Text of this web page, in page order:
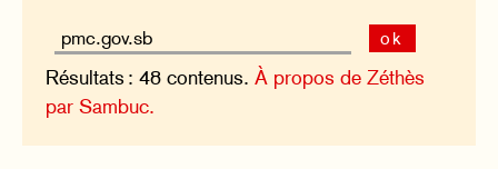
ok
Résultats : 48 contenus.À propos de Zéthès
par Sambuc.